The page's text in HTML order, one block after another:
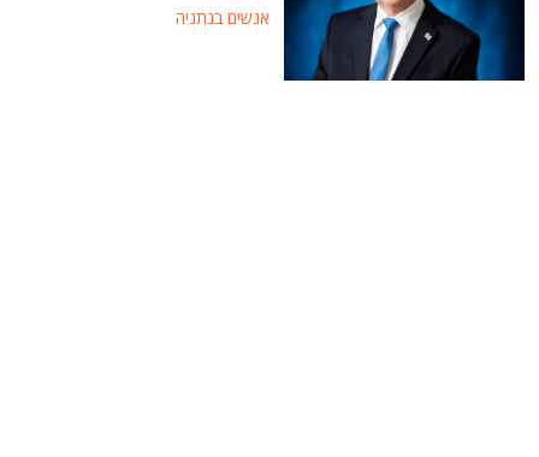
אנשים בנתניה